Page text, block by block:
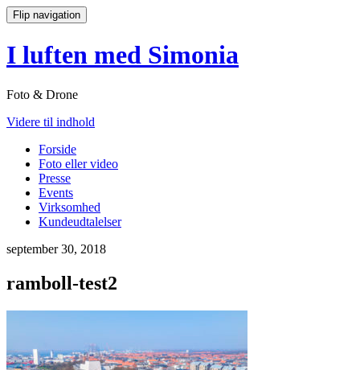
Flip navigation
I luften med Simonia
Foto & Drone
Videre til indhold
Forside
Foto eller video
Presse
Events
Virksomhed
Kundeudtalelser
september 30, 2018
ramboll-test2